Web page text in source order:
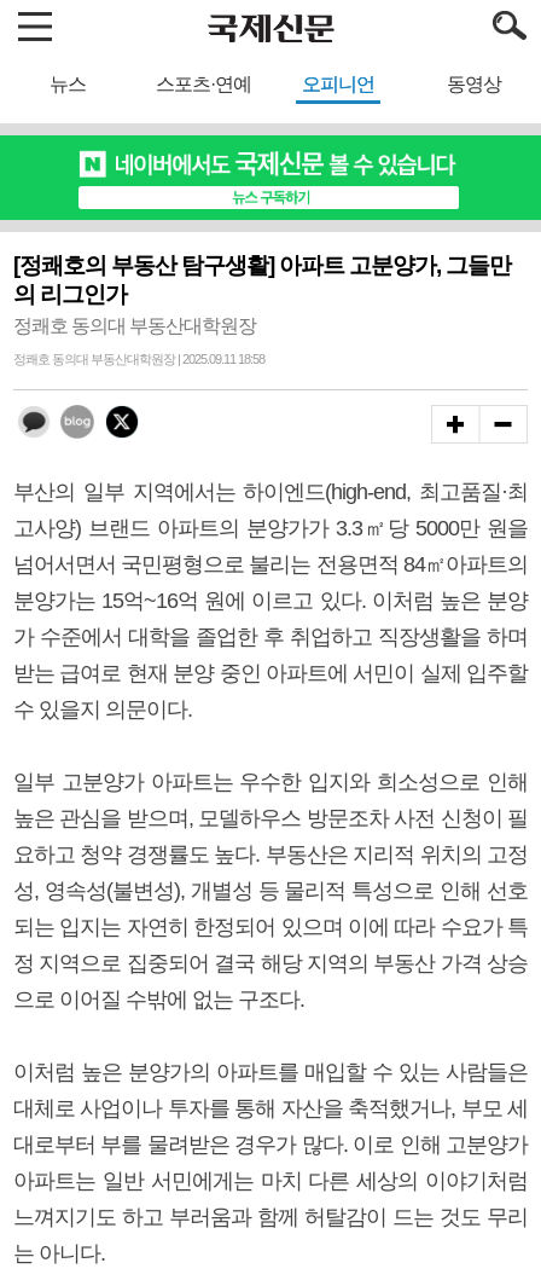
뉴스 스포츠·연예 오피니언 동영상
[정쾌호의 부동산 탐구생활] 아파트 고분양가, 그들만
의 리그인가
정쾌호 동의대 부동산대학원장
정쾌호 동의대 부동산대학원장 | 2025.09.11 18:58
부산의 일부 지역에서는 하이엔드(high-end, 최고품질·최
고사양) 브랜드 아파트의 분양가가 3.3㎡당 5000만 원을
넘어서면서 국민평형으로 불리는 전용면적 84㎡아파트의
분양가는 15억~16억 원에 이르고 있다. 이처럼 높은 분양
가 수준에서 대학을 졸업한 후 취업하고 직장생활을 하며
받는 급여로 현재 분양 중인 아파트에 서민이 실제 입주할
수 있을지 의문이다.
일부 고분양가 아파트는 우수한 입지와 희소성으로 인해
높은 관심을 받으며, 모델하우스 방문조차 사전 신청이 필
요하고 청약 경쟁률도 높다. 부동산은 지리적 위치의 고정
성, 영속성(불변성), 개별성 등 물리적 특성으로 인해 선호
되는 입지는 자연히 한정되어 있으며 이에 따라 수요가 특
정 지역으로 집중되어 결국 해당 지역의 부동산 가격 상승
으로 이어질 수밖에 없는 구조다.
이처럼 높은 분양가의 아파트를 매입할 수 있는 사람들은
대체로 사업이나 투자를 통해 자산을 축적했거나, 부모 세
대로부터 부를 물려받은 경우가 많다. 이로 인해 고분양가
아파트는 일반 서민에게는 마치 다른 세상의 이야기처럼
느껴지기도 하고 부러움과 함께 허탈감이 드는 것도 무리
는 아니다.